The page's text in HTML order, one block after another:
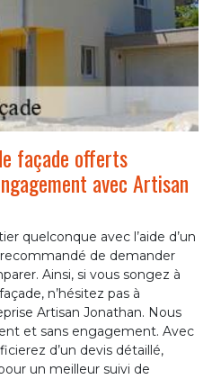
façade offerts
avec Artisan
quelconque avec l’aide d’un
de demander
Ainsi, si vous songez à
n’hésitez pas à
Artisan Jonathan. Nous
et sans engagement. Avec
d’un devis détaillé,
un meilleur suivi de